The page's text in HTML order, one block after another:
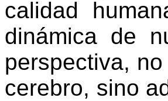
calidad
dinámica de
perspectiva,
cerebro, sino